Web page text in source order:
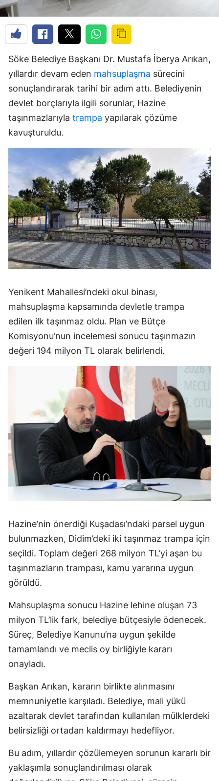
Söke Belediye Başkanı Dr. Mustafa İberya Arıkan,
yıllardır devam eden mahsuplaşma sürecini
sonuçlandırarak tarihi bir adım attı. Belediyenin
devlet borçlarıyla ilgili sorunlar, Hazine
taşınmazlarıyla trampa yapılarak çözüme
kavuşturuldu.
Yenikent Mahallesi’ndeki okul binası,
mahsuplaşma kapsamında devletle trampa
edilen ilk taşınmaz oldu. Plan ve Bütçe
Komisyonu’nun incelemesi sonucu taşınmazın
değeri 194 milyon TL olarak belirlendi.
Hazine’nin önerdiği Kuşadası’ndaki parsel uygun
bulunmazken, Didim’deki iki taşınmaz trampa için
seçildi. Toplam değeri 268 milyon TL’yi aşan bu
taşınmazların trampası, kamu yararına uygun
görüldü.
Mahsuplaşma sonucu Hazine lehine oluşan 73
milyon TL’lik fark, belediye bütçesiyle ödenecek.
Süreç, Belediye Kanunu’na uygun şekilde
tamamlandı ve meclis oy birliğiyle kararı
onayladı.
Başkan Arıkan, kararın birlikte alınmasını
memnuniyetle karşıladı. Belediye, mali yükü
azaltarak devlet tarafından kullanılan mülklerdeki
belirsizliği ortadan kaldırmayı hedefliyor.
Bu adım, yıllardır çözülemeyen sorunun kararlı bir
yaklaşımla sonuçlandırılması olarak